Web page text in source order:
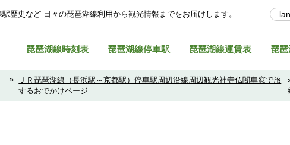
歴史など ⽇々の琵琶湖線利⽤から観光情報までをお届けします。
琵琶湖線時刻表 琵琶湖線停車駅 琵琶湖線運賃表 琵
»
ＪＲ琵琶湖線（長浜駅～京都駅）停車駅周辺沿線周辺観光社寺仏閣車窓で旅
するおでかけページ